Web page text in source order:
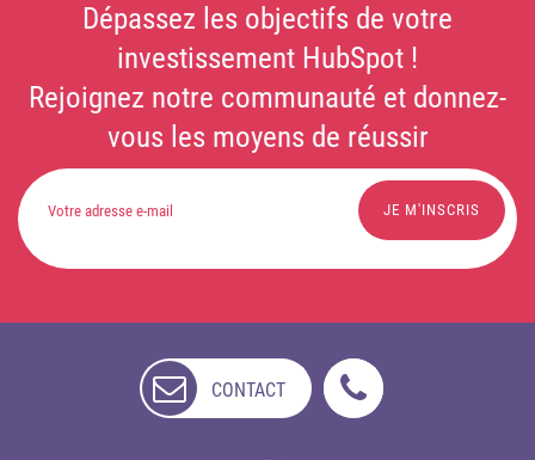
Dépassez les objectifs de votre
investissement HubSpot !
Rejoignez notre communauté et donnez-
vous les moyens de réussir
CONTACT
DISPONIBLE